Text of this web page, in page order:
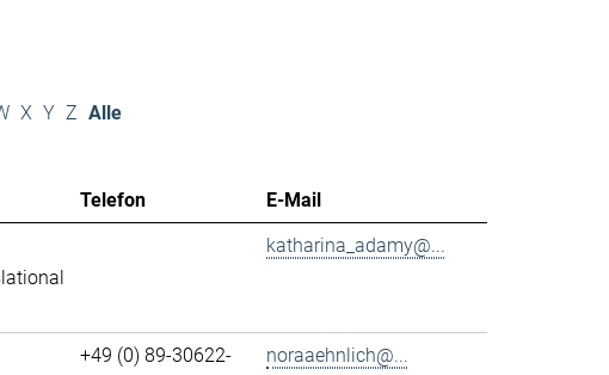
X Y Z Alle
Telefon
E-Mail
katharina_adamy@...
+49 (0) 89-30622-
noraaehnlich@...